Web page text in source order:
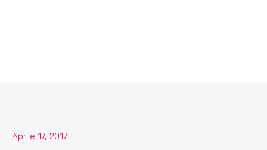
Aprile 17, 2017